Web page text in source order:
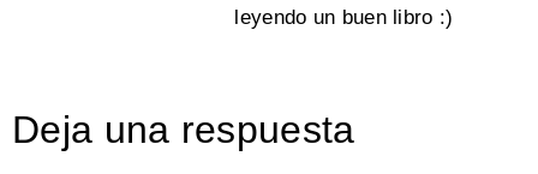
leyendo un buen libro :)
Deja una respuesta